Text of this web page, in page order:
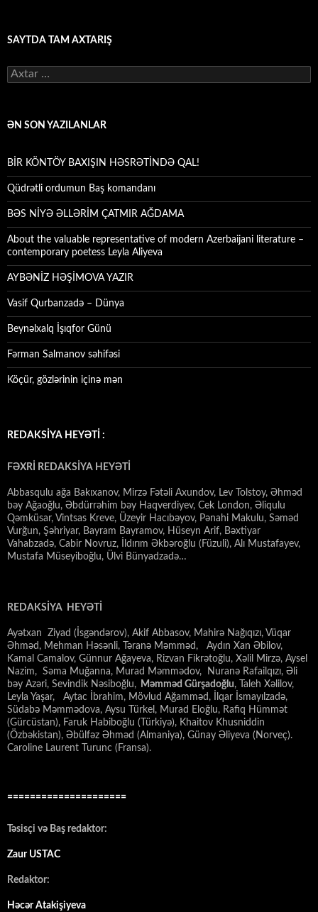
SAYTDA TAM AXTARIŞ
Axtarış:
ƏN SON YAZILANLAR
BİR KÖNTÖY BAXIŞIN HƏSRƏTİNDƏ QAL!
Qüdrətli ordumun Baş komandanı
BƏS NİYƏ ƏLLƏRİM ÇATMIR AĞDAMA
About the valuable representative of modern Azerbaijani literature –
contemporary poetess Leyla Aliyeva
AYBƏNİZ HƏŞİMOVA YAZIR
Vasif Qurbanzadə – Dünya
Beynəlxalq İşıqfor Günü
Fərman Salmanov səhifəsi
Köçür, gözlərinin içinə mən
REDAKSİYA HEYƏTİ :
FƏXRİ REDAKSİYA HEYƏTİ
Abbasqulu ağa Bakıxanov, Mirzə Fətəli Axundov, Lev Tolstoy, Əhməd
bəy Ağaoğlu, Əbdürrəhim bəy Haqverdiyev, Cek London, Əliqulu
Qəmküsar, Vintsas Kreve, Üzeyir Hacıbəyov, Pənahi Makulu, Səməd
Vurğun, Şəhriyar, Bayram Bayramov, Hüseyn Arif, Bəxtiyar
Vahabzadə, Cabir Novruz, İldırım Əkbəroğlu (Füzuli), Alı Mustafayev,
Mustafa Müseyiboğlu, Ülvi Bünyadzadə…
REDAKSİYA HEYƏTİ
Ayətxan Ziyad (İsgəndərov), Akif Abbasov, Mahirə Nağıqızı, Vüqar
Əhməd, Mehman Həsənli, Təranə Məmməd, Aydın Xan Əbilov,
Kamal Camalov, Günnur Ağayeva, Rizvan Fikrətoğlu, Xəlil Mirzə, Aysel
Nazim, Səma Muğanna, Murad Məmmədov, Nuranə Rafailqızı, Əli
bəy Azəri, Sevindik Nəsiboğlu, Məmməd Gürşadoğlu, Taleh Xəlilov,
Leyla Yaşar, Aytac İbrahim, Mövlud Ağamməd, İlqar İsmayılzadə,
Südabə Məmmədova, Aysu Türkel, Murad Eloğlu, Rafiq Hümmət
(Gürcüstan), Faruk Habiboğlu (Türkiyə), Khaitov Khusniddin
(Özbəkistan), Əbülfəz Əhməd (Almaniya), Günay Əliyeva (Norveç).
Caroline Laurent Turunc (Fransa).
=====================
Təsisçi və Baş redaktor:
Zaur USTAC
Redaktor:
Həcər Atakişiyeva